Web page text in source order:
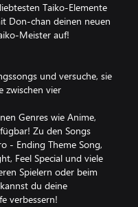
Taiko-Elemente
Don-chan deinen neuen
Meister auf!
und versuche, sie
zwischen vier
Genres wie Anime,
Zu den Songs
- Ending Theme Song,
Feel Special und viele
Spielern oder beim
du deine
verbessern!